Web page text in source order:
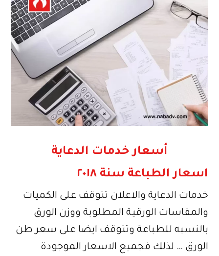
أسعار خدمات الدعاية
اسعار الطباعة سنة ٢٠١٨
خدمات الدعاية والاعلان تتوقف على الكميات
والمقاسات الورقية المطلوبة ووزن الورق
بالنسبه للطباعة وتتوقف ايضا على سعر طن
الورق … لذلك فجميع الاسعار الموجودة